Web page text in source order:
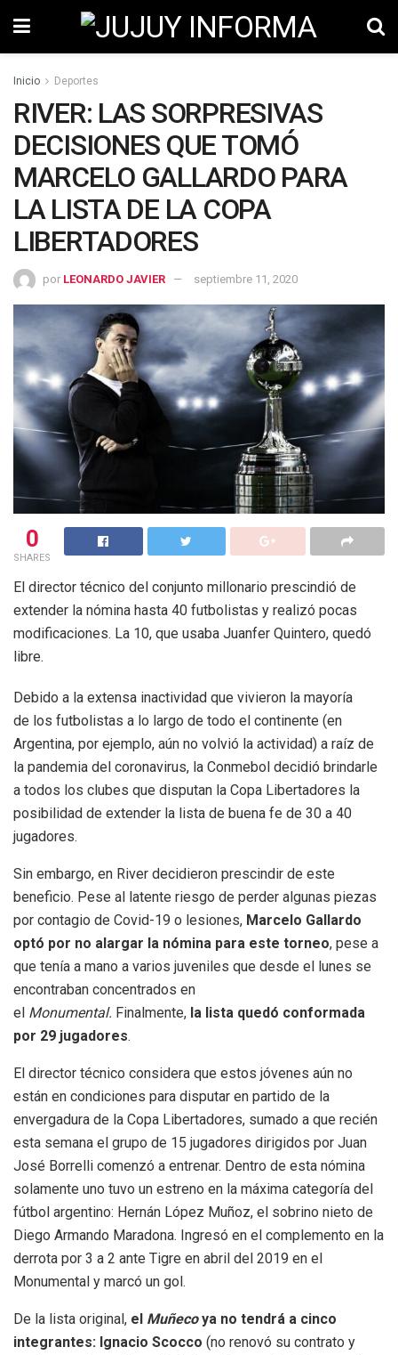
Inicio Deportes
RIVER: LAS SORPRESIVAS
DECISIONES QUE TOMÓ
MARCELO GALLARDO PARA
LA LISTA DE LA COPA
LIBERTADORES
por LEONARDO JAVIER septiembre 11, 2020
0
SHARES
El director técnico del conjunto millonario prescindió de
extender la nómina hasta 40 futbolistas y realizó pocas
modificaciones. La 10, que usaba Juanfer Quintero, quedó
libre.
Debido a la extensa inactividad que vivieron la mayoría
de los futbolistas a lo largo de todo el continente (en
Argentina, por ejemplo, aún no volvió la actividad) a raíz de
la pandemia del coronavirus, la Conmebol decidió brindarle
a todos los clubes que disputan la Copa Libertadores la
posibilidad de extender la lista de buena fe de 30 a 40
jugadores.
Sin embargo, en River decidieron prescindir de este
beneficio. Pese al latente riesgo de perder algunas piezas
por contagio de Covid-19 o lesiones, Marcelo Gallardo
optó por no alargar la nómina para este torneo, pese a
que tenía a mano a varios juveniles que desde el lunes se
encontraban concentrados en
el Monumental. Finalmente, la lista quedó conformada
por 29 jugadores.
El director técnico considera que estos jóvenes aún no
están en condiciones para disputar en partido de la
envergadura de la Copa Libertadores, sumado a que recién
esta semana el grupo de 15 jugadores dirigidos por Juan
José Borrelli comenzó a entrenar. Dentro de esta nómina
solamente uno tuvo un estreno en la máxima categoría del
fútbol argentino: Hernán López Muñoz, el sobrino nieto de
Diego Armando Maradona. Ingresó en el complemento en la
derrota por 3 a 2 ante Tigre en abril del 2019 en el
Monumental y marcó un gol.
De la lista original, el Muñecoya no tendrá a cinco
integrantes: Ignacio Scocco (no renovó su contrato y